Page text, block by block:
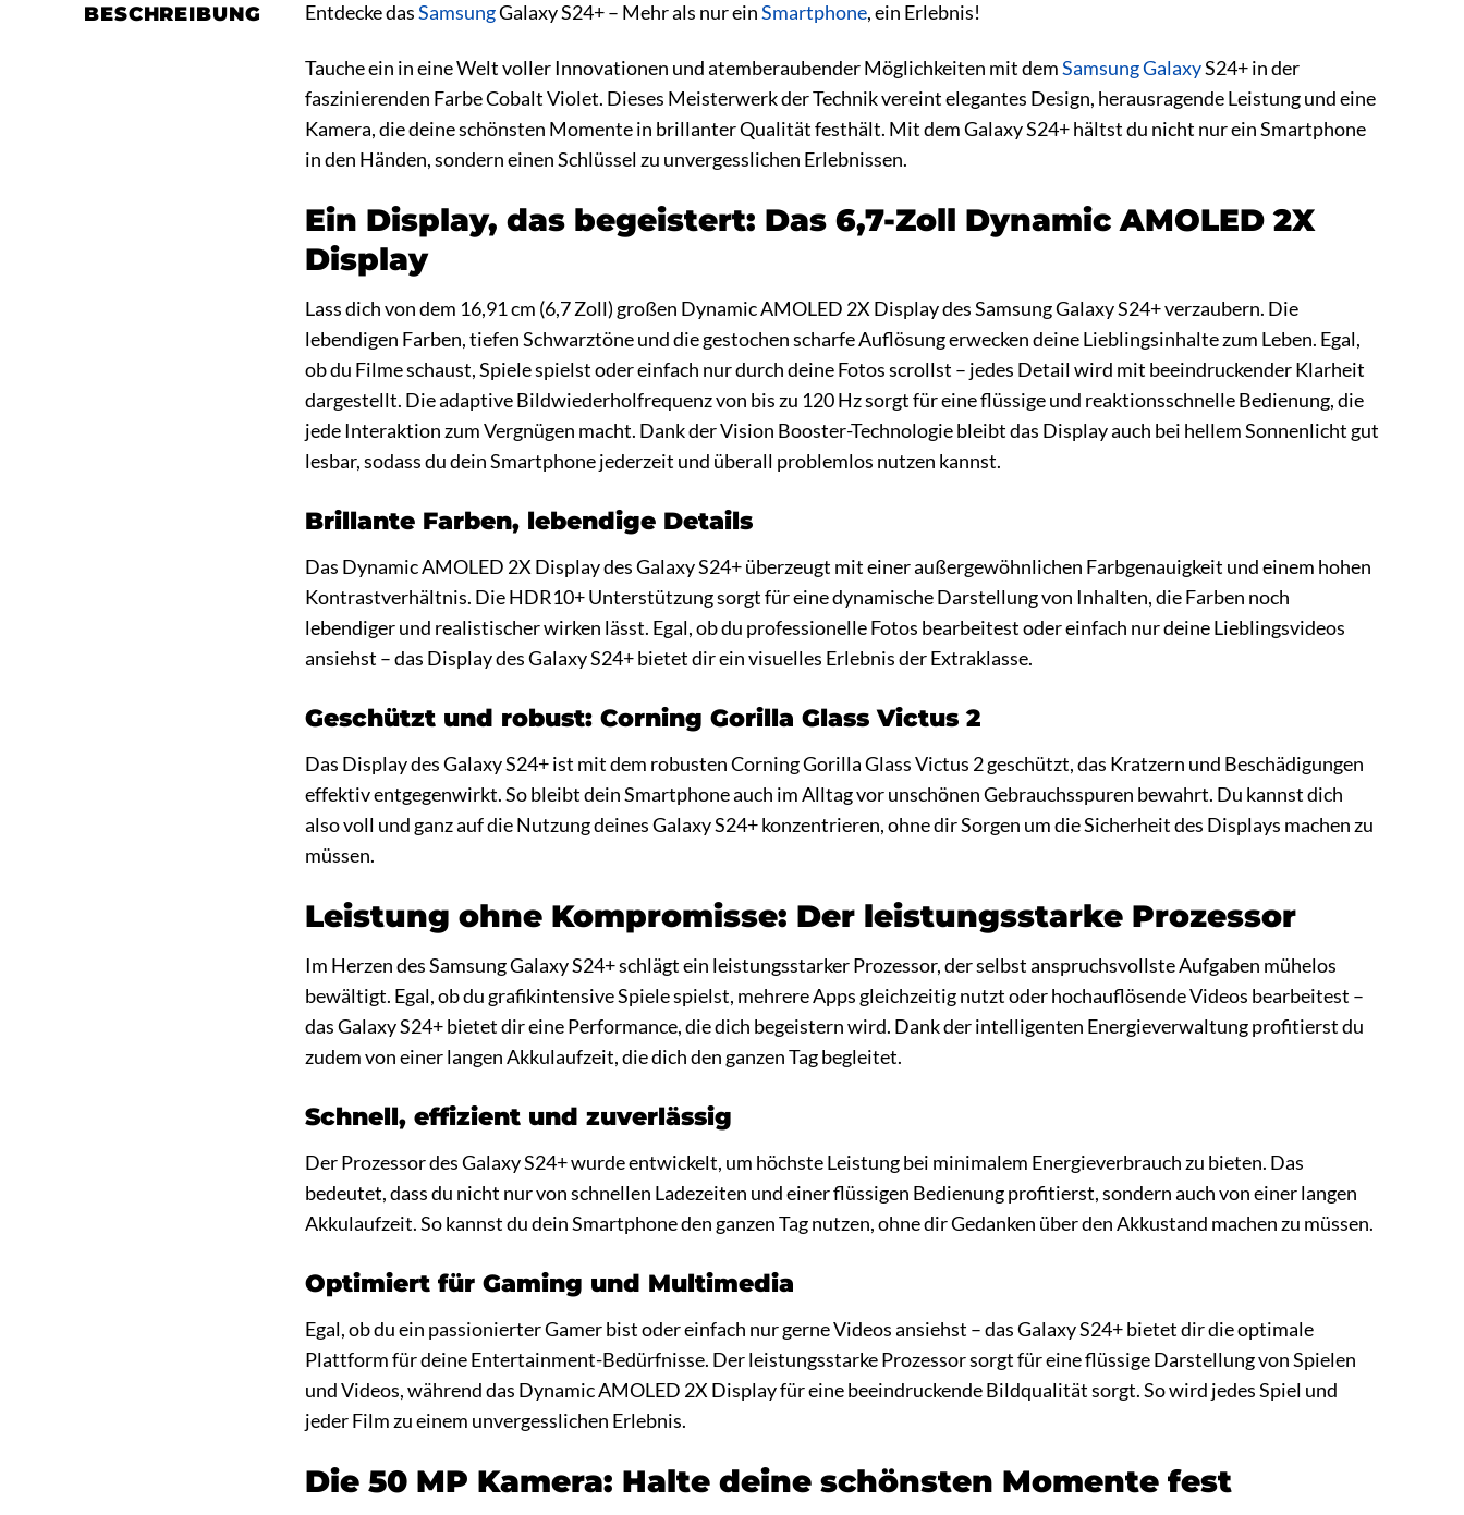
BESCHREIBUNG Entdecke dasSamsungGalaxy S24+ – Mehr als nur einSmartphone, ein Erlebnis!
Tauche ein in eine Welt voller Innovationen und atemberaubender Möglichkeiten mit demSamsung GalaxyS24+ in der
faszinierenden Farbe Cobalt Violet. Dieses Meisterwerk der Technik vereint elegantes Design, herausragende Leistung und eine
Kamera, die deine schönsten Momente in brillanter Qualität festhält. Mit dem Galaxy S24+ hältst du nicht nur ein Smartphone
in den Händen, sondern einen Schlüssel zu unvergesslichen Erlebnissen.
Ein Display, das begeistert: Das 6,7-Zoll Dynamic AMOLED 2X
Display
Lass dich von dem 16,91 cm (6,7 Zoll) großen Dynamic AMOLED 2X Display des Samsung Galaxy S24+ verzaubern. Die
lebendigen Farben, tiefen Schwarztöne und die gestochen scharfe Auflösung erwecken deine Lieblingsinhalte zum Leben. Egal,
ob du Filme schaust, Spiele spielst oder einfach nur durch deine Fotos scrollst – jedes Detail wird mit beeindruckender Klarheit
dargestellt. Die adaptive Bildwiederholfrequenz von bis zu 120 Hz sorgt für eine flüssige und reaktionsschnelle Bedienung, die
jede Interaktion zum Vergnügen macht. Dank der Vision Booster-Technologie bleibt das Display auch bei hellem Sonnenlicht gut
lesbar, sodass du dein Smartphone jederzeit und überall problemlos nutzen kannst.
Brillante Farben, lebendige Details
Das Dynamic AMOLED 2X Display des Galaxy S24+ überzeugt mit einer außergewöhnlichen Farbgenauigkeit und einem hohen
Kontrastverhältnis. Die HDR10+ Unterstützung sorgt für eine dynamische Darstellung von Inhalten, die Farben noch
lebendiger und realistischer wirken lässt. Egal, ob du professionelle Fotos bearbeitest oder einfach nur deine Lieblingsvideos
ansiehst – das Display des Galaxy S24+ bietet dir ein visuelles Erlebnis der Extraklasse.
Geschützt und robust: Corning Gorilla Glass Victus 2
Das Display des Galaxy S24+ ist mit dem robusten Corning Gorilla Glass Victus 2 geschützt, das Kratzern und Beschädigungen
effektiv entgegenwirkt. So bleibt dein Smartphone auch im Alltag vor unschönen Gebrauchsspuren bewahrt. Du kannst dich
also voll und ganz auf die Nutzung deines Galaxy S24+ konzentrieren, ohne dir Sorgen um die Sicherheit des Displays machen zu
müssen.
Leistung ohne Kompromisse: Der leistungsstarke Prozessor
Im Herzen des Samsung Galaxy S24+ schlägt ein leistungsstarker Prozessor, der selbst anspruchsvollste Aufgaben mühelos
bewältigt. Egal, ob du grafikintensive Spiele spielst, mehrere Apps gleichzeitig nutzt oder hochauflösende Videos bearbeitest –
das Galaxy S24+ bietet dir eine Performance, die dich begeistern wird. Dank der intelligenten Energieverwaltung profitierst du
zudem von einer langen Akkulaufzeit, die dich den ganzen Tag begleitet.
Schnell, effizient und zuverlässig
Der Prozessor des Galaxy S24+ wurde entwickelt, um höchste Leistung bei minimalem Energieverbrauch zu bieten. Das
bedeutet, dass du nicht nur von schnellen Ladezeiten und einer flüssigen Bedienung profitierst, sondern auch von einer langen
Akkulaufzeit. So kannst du dein Smartphone den ganzen Tag nutzen, ohne dir Gedanken über den Akkustand machen zu müssen.
Optimiert für Gaming und Multimedia
Egal, ob du ein passionierter Gamer bist oder einfach nur gerne Videos ansiehst – das Galaxy S24+ bietet dir die optimale
Plattform für deine Entertainment-Bedürfnisse. Der leistungsstarke Prozessor sorgt für eine flüssige Darstellung von Spielen
und Videos, während das Dynamic AMOLED 2X Display für eine beeindruckende Bildqualität sorgt. So wird jedes Spiel und
jeder Film zu einem unvergesslichen Erlebnis.
Die 50 MP Kamera: Halte deine schönsten Momente fest